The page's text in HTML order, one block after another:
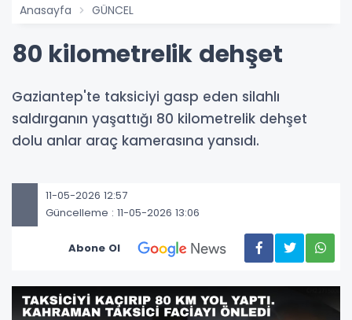
Anasayfa GÜNCEL
80 kilometrelik dehşet
Gaziantep'te taksiciyi gasp eden silahlı
saldırganın yaşattığı 80 kilometrelik dehşet
dolu anlar araç kamerasına yansıdı.
11-05-2026 12:57
Güncelleme : 11-05-2026 13:06
Abone Ol